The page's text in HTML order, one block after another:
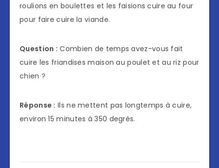
roulions en boulettes et les faisions cuire au four
pour faire cuire la viande.
Question : Combien de temps avez-vous fait
cuire les friandises maison au poulet et au riz pour
chien ?
Réponse : Ils ne mettent pas longtemps à cuire,
environ 15 minutes à 350 degrés.